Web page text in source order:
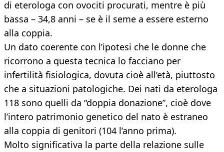
di eterologa con ovociti procurati, mentre è più
bassa – 34,8 anni – se è il seme a essere esterno
alla coppia.
Un dato coerente con l’ipotesi che le donne che
ricorrono a questa tecnica lo facciano per
infertilità fisiologica, dovuta cioè all’età, piuttosto
che a situazioni patologiche. Dei nati da eterologa
118 sono quelli da “doppia donazione”, cioè dove
l’intero patrimonio genetico del nato è estraneo
alla coppia di genitori (104 l’anno prima).
Molto significativa la parte della relazione sulle